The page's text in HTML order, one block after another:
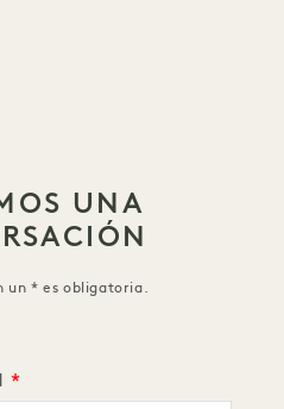
UNA
un * es obligatoria.